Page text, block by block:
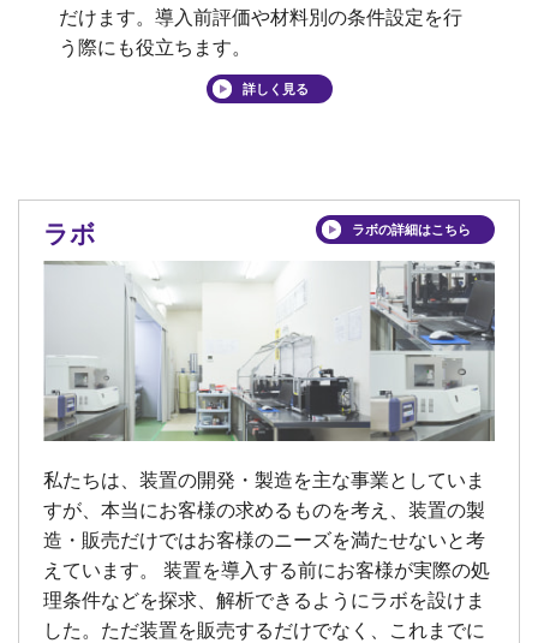
だけます。導入前評価や材料別の条件設定を行
う際にも役立ちます。
詳しく見る
ラボ ラボの詳細はこちら
私たちは、装置の開発・製造を主な事業としていま
すが、本当にお客様の求めるものを考え、装置の製
造・販売だけではお客様のニーズを満たせないと考
えています。 装置を導入する前にお客様が実際の処
理条件などを探求、解析できるようにラボを設けま
した。ただ装置を販売するだけでなく、これまでに